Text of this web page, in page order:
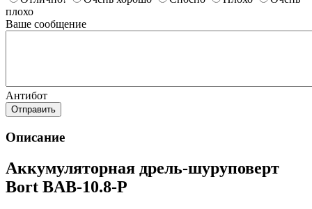
плохо
Ваше сообщение
Антибот
Отправить
Описание
Аккумуляторная дрель-шуруповерт
Bort BAB-10.8-P